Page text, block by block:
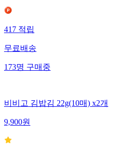
417적립
무료배송
173명구매중
비비고 김밥김 22g(10매) x2개
9,900원